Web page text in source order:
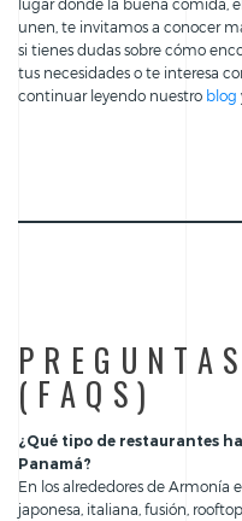
unen, te invitamos a conocer
si tienes dudas sobre cómo
tus necesidades o te interesa
continuar leyendo nuestro blog
(FAQS)
¿Qué tipo de restaurantes
Panamá?
En los alrededores de Armonía
japonesa, italiana, fusión,